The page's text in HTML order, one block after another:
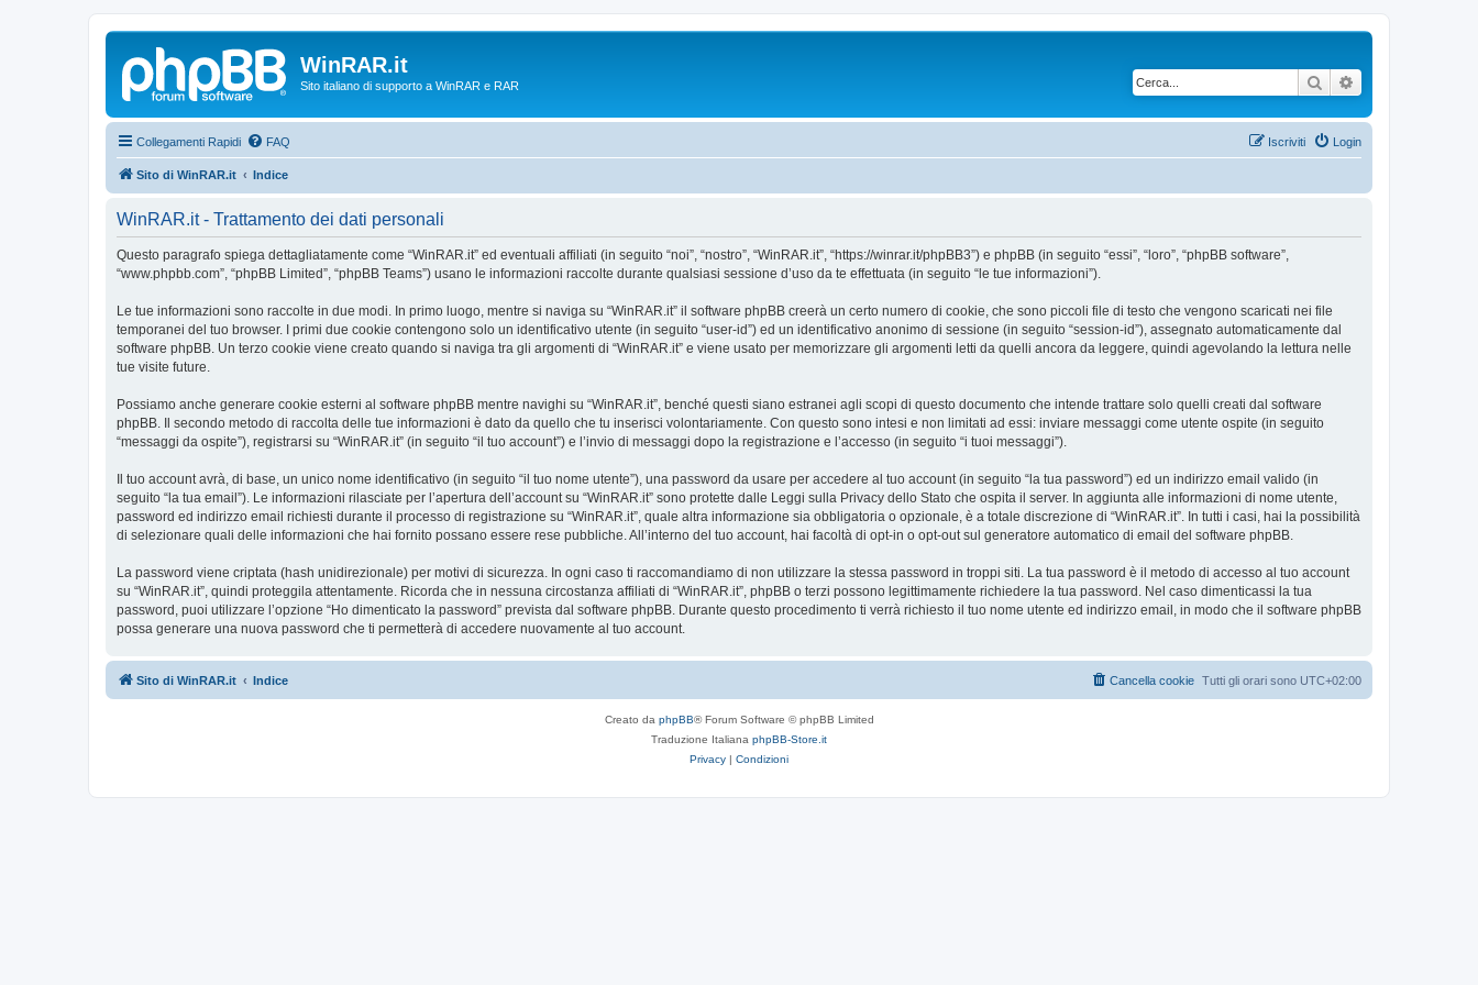
WinRAR.it
Sito italiano di supporto a WinRAR e RAR Cerca
Collegamenti Rapidi FAQ Login
Iscriviti
Sito di WinRAR.it Indice
WinRAR.it - Trattamento dei dati personali
Questo paragrafo spiega dettagliatamente come “WinRAR.it” ed eventuali affiliati (in seguito “noi”, “nostro”, “WinRAR.it”, “https://winrar.it/phpBB3”) e phpBB (in seguito “essi”, “loro”, “phpBB software”,
“www.phpbb.com”, “phpBB Limited”, “phpBB Teams”) usano le informazioni raccolte durante qualsiasi sessione d’uso da te effettuata (in seguito “le tue informazioni”).
Le tue informazioni sono raccolte in due modi. In primo luogo, mentre si naviga su “WinRAR.it” il software phpBB creerà un certo numero di cookie, che sono piccoli file di testo che vengono scaricati nei file
temporanei del tuo browser. I primi due cookie contengono solo un identificativo utente (in seguito “user-id”) ed un identificativo anonimo di sessione (in seguito “session-id”), assegnato automaticamente dal
software phpBB. Un terzo cookie viene creato quando si naviga tra gli argomenti di “WinRAR.it” e viene usato per memorizzare gli argomenti letti da quelli ancora da leggere, quindi agevolando la lettura nelle
tue visite future.
Possiamo anche generare cookie esterni al software phpBB mentre navighi su “WinRAR.it”, benché questi siano estranei agli scopi di questo documento che intende trattare solo quelli creati dal software
phpBB. Il secondo metodo di raccolta delle tue informazioni è dato da quello che tu inserisci volontariamente. Con questo sono intesi e non limitati ad essi: inviare messaggi come utente ospite (in seguito
“messaggi da ospite”), registrarsi su “WinRAR.it” (in seguito “il tuo account”) e l’invio di messaggi dopo la registrazione e l’accesso (in seguito “i tuoi messaggi”).
Il tuo account avrà, di base, un unico nome identificativo (in seguito “il tuo nome utente”), una password da usare per accedere al tuo account (in seguito “la tua password”) ed un indirizzo email valido (in
seguito “la tua email”). Le informazioni rilasciate per l’apertura dell’account su “WinRAR.it” sono protette dalle Leggi sulla Privacy dello Stato che ospita il server. In aggiunta alle informazioni di nome utente,
password ed indirizzo email richiesti durante il processo di registrazione su “WinRAR.it”, quale altra informazione sia obbligatoria o opzionale, è a totale discrezione di “WinRAR.it”. In tutti i casi, hai la possibilità
di selezionare quali delle informazioni che hai fornito possano essere rese pubbliche. All’interno del tuo account, hai facoltà di opt-in o opt-out sul generatore automatico di email del software phpBB.
La password viene criptata (hash unidirezionale) per motivi di sicurezza. In ogni caso ti raccomandiamo di non utilizzare la stessa password in troppi siti. La tua password è il metodo di accesso al tuo account
su “WinRAR.it”, quindi proteggila attentamente. Ricorda che in nessuna circostanza affiliati di “WinRAR.it”, phpBB o terzi possono legittimamente richiedere la tua password. Nel caso dimenticassi la tua
password, puoi utilizzare l’opzione “Ho dimenticato la password” prevista dal software phpBB. Durante questo procedimento ti verrà richiesto il tuo nome utente ed indirizzo email, in modo che il software phpBB
possa generare una nuova password che ti permetterà di accedere nuovamente al tuo account.
Sito di WinRAR.it Indice Tutti gli orari sono UTC+02:00
Cancella cookie
Creato da phpBB® Forum Software © phpBB Limited
Traduzione Italiana phpBB-Store.it
Privacy | Condizioni